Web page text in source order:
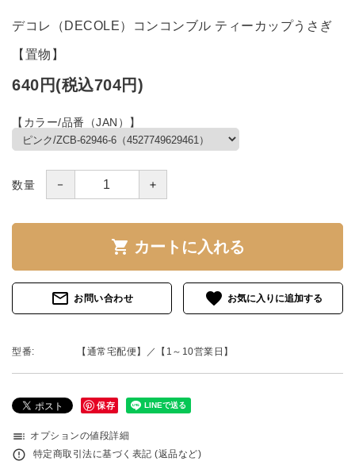
デコレ（DECOLE）コンコンブル ティーカップうさぎ
【置物】
640円(税込704円)
【カラー/品番（JAN）】
数量 － ＋
shopping_cart カートに入れる
mail_outline お問い合わせ favorite
型番: 【通常宅配便】／【1～10営業日】
保存
toc オプションの値段詳細
error_outline 特定商取引法に基づく表記 (返品など)